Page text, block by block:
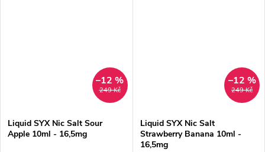
249 Kč
–12 %
Liquid SYX Nic Salt Sour
Apple 10ml - 16,5mg
249 Kč
–12 %
Liquid SYX Nic Salt
Strawberry Banana 10ml -
16,5mg